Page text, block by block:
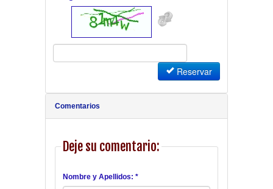
Reservar
Comentarios
Deje su comentario:
Nombre y Apellidos: *